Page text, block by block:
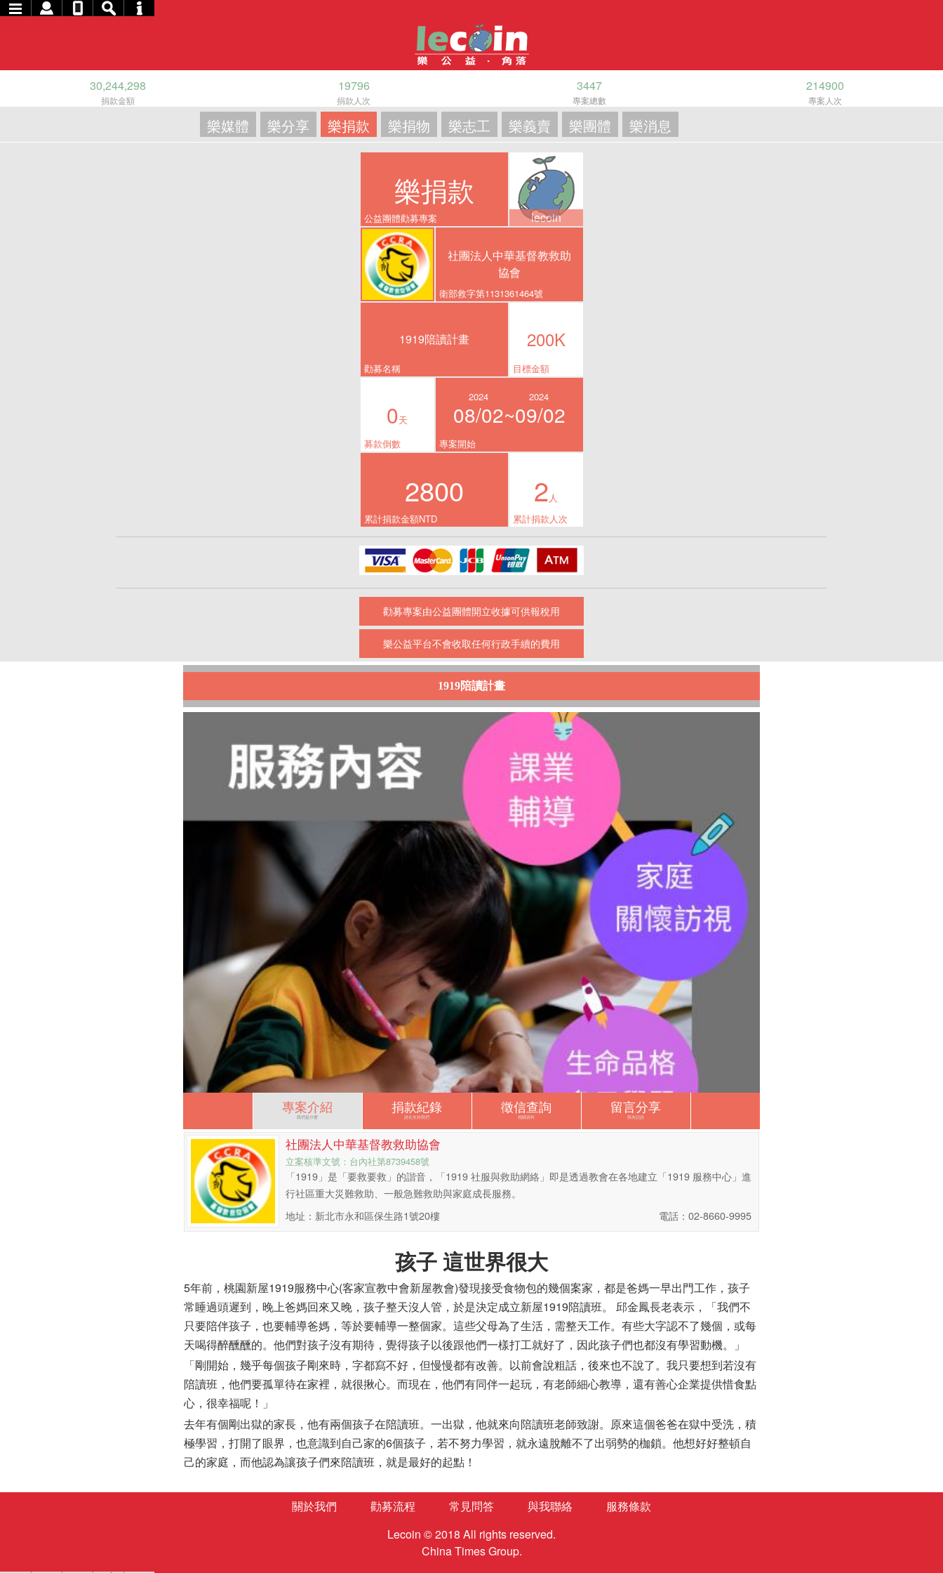
30,244,298
捐款金額
19796
捐款人次
3447
專案總數
214900
專案人次
樂媒體 樂分享 樂捐款 樂捐物 樂志工 樂義賣 樂團體 樂消息
樂捐款
公益團體勸募專案 lecoin
社團法人中華基督教救助
協會
衛部救字第1131361464號
1919陪讀計畫
勸募名稱
200K
目標金額
0天
募款倒數
2024
08/02~
2024
09/02
專案開始
2800
累計捐款金額NTD
2人
累計捐款人次
勸募專案由公益團體開立收據可供報稅用
樂公益平台不會收取任何行政手續的費用
1919陪讀計畫
專案介紹
我們是什麼
捐款紀錄
誰在支持我們
徵信查詢
相關資料
留言分享
我有話說
社團法人中華基督教救助協會
立案核準文號：台內社第8739458號
「1919」是「要救要救」的諧音，「1919 社服與救助網絡」即是透過教會在各地建立「1919 服務中心」進
行社區重大災難救助、一般急難救助與家庭成長服務。
地址：新北市永和區保生路1號20樓
電話：02-8660-9995
孩子 這世界很大
5年前，桃園新屋1919服務中心(客家宣教中會新屋教會)發現接受食物包的幾個案家，都是爸媽一早出門工作，孩子
常睡過頭遲到，晚上爸媽回來又晚，孩子整天沒人管，於是決定成立新屋1919陪讀班。 邱金鳳長老表示，「我們不
只要陪伴孩子，也要輔導爸媽，等於要輔導一整個家。這些父母為了生活，需整天工作。有些大字認不了幾個，或每
天喝得醉醺醺的。他們對孩子沒有期待，覺得孩子以後跟他們一樣打工就好了，因此孩子們也都沒有學習動機。」
「剛開始，幾乎每個孩子剛來時，字都寫不好，但慢慢都有改善。以前會說粗話，後來也不說了。我只要想到若沒有
陪讀班，他們要孤單待在家裡，就很揪心。而現在，他們有同伴一起玩，有老師細心教導，還有善心企業提供惜食點
心，很幸福呢！」
去年有個剛出獄的家長，他有兩個孩子在陪讀班。一出獄，他就來向陪讀班老師致謝。原來這個爸爸在獄中受洗，積
極學習，打開了眼界，也意識到自己家的6個孩子，若不努力學習，就永遠脫離不了出弱勢的枷鎖。他想好好整頓自
己的家庭，而他認為讓孩子們來陪讀班，就是最好的起點！
關於我們 勸募流程 常見問答 與我聯絡
服務條款
Lecoin © 2018 All rights reserved.
China Times Group.